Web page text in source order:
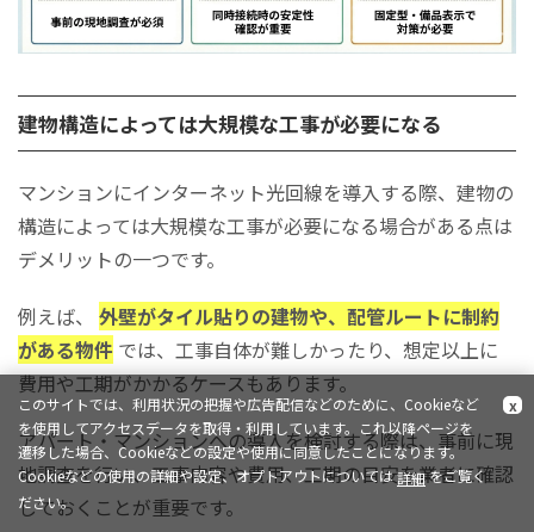
建物構造によっては大規模な工事が必要になる
マンションにインターネット光回線を導入する際、建物の
構造によっては大規模な工事が必要になる場合がある点は
デメリットの一つです。
例えば、 外壁がタイル貼りの建物や、配管ルートに制約
がある物件 では、工事自体が難しかったり、想定以上に
費用や工期がかかるケースもあります。
アパート・マンションへの導入を検討する際は、事前に現
地調査を行い、工事内容や費用、工期の目安を業者に確認
しておくことが重要です。
このサイトでは、利用状況の把握や広告配信などのために、Cookieなど
を使用してアクセスデータを取得・利用しています。これ以降ページを
遷移した場合、Cookieなどの設定や使用に同意したことになります。
Cookieなどの使用の詳細や設定、オプトアウトについては詳細
x
をご覧く
ださい。